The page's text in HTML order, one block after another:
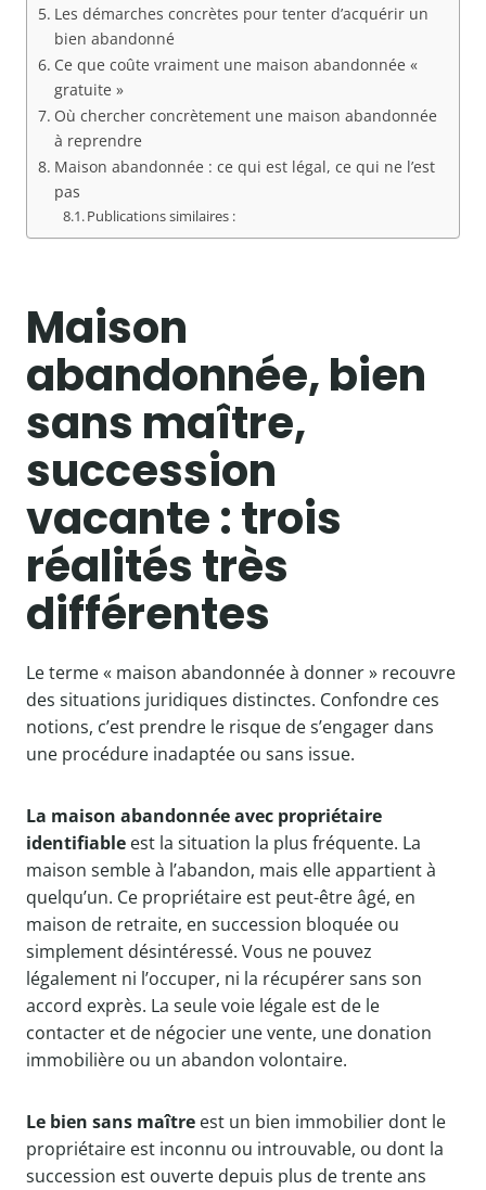
Les démarches concrètes pour tenter d’acquérir un
bien abandonné
Ce que coûte vraiment une maison abandonnée «
gratuite »
Où chercher concrètement une maison abandonnée
à reprendre
Maison abandonnée : ce qui est légal, ce qui ne l’est
pas
Publications similaires :
Maison
abandonnée, bien
sans maître,
succession
vacante : trois
réalités très
différentes
Le terme « maison abandonnée à donner » recouvre
des situations juridiques distinctes. Confondre ces
notions, c’est prendre le risque de s’engager dans
une procédure inadaptée ou sans issue.
La maison abandonnée avec propriétaire
identifiable est la situation la plus fréquente. La
maison semble à l’abandon, mais elle appartient à
quelqu’un. Ce propriétaire est peut-être âgé, en
maison de retraite, en succession bloquée ou
simplement désintéressé. Vous ne pouvez
légalement ni l’occuper, ni la récupérer sans son
accord exprès. La seule voie légale est de le
contacter et de négocier une vente, une donation
immobilière ou un abandon volontaire.
Le bien sans maître est un bien immobilier dont le
propriétaire est inconnu ou introuvable, ou dont la
succession est ouverte depuis plus de trente ans